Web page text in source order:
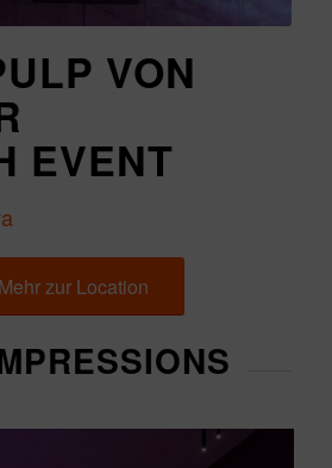
VON
EVENT
Mehr zur Location